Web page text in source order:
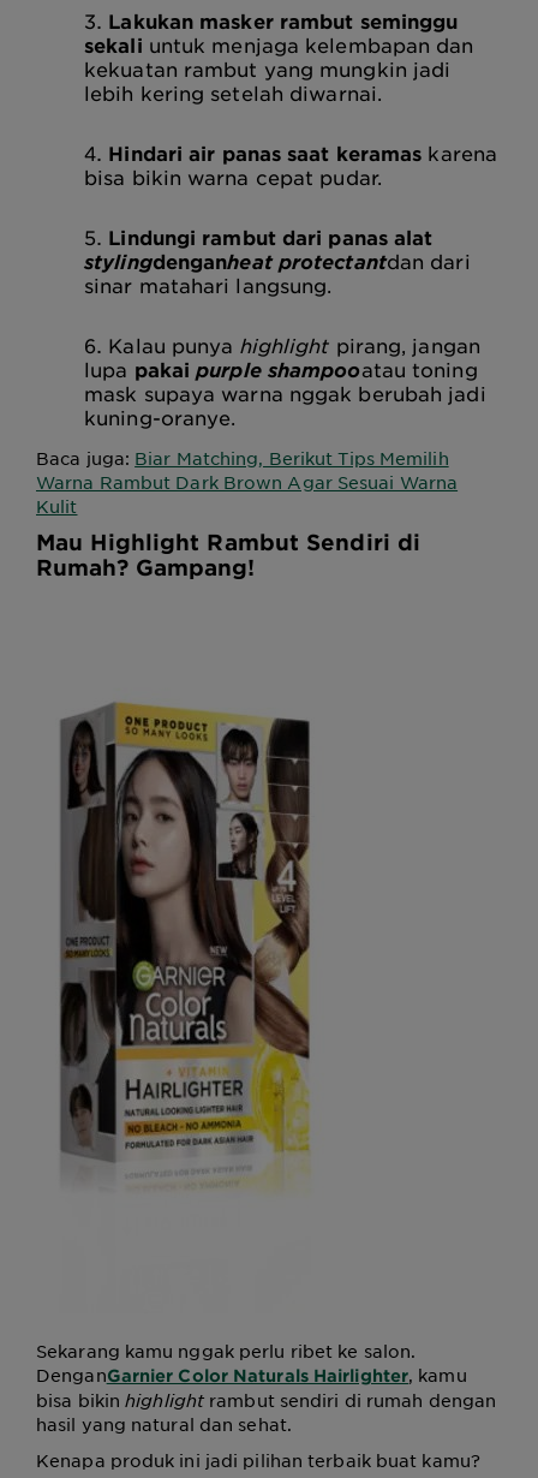
Lakukan masker rambut seminggu
sekali untuk menjaga kelembapan dan
kekuatan rambut yang mungkin jadi
lebih kering setelah diwarnai.
Hindari air panas saat keramas karena
bisa bikin warna cepat pudar.
Lindungi rambut dari panas alat
stylingdenganheat protectantdan dari
sinar matahari langsung.
Kalau punya highlight pirang, jangan
lupa pakai purple shampooatau toning
mask supaya warna nggak berubah jadi
kuning-oranye.
Baca juga: Biar Matching, Berikut Tips Memilih
Warna Rambut Dark Brown Agar Sesuai Warna
Kulit
Mau Highlight Rambut Sendiri di
Rumah? Gampang!
Sekarang kamu nggak perlu ribet ke salon.
DenganGarnier Color Naturals Hairlighter, kamu
bisa bikinhighlight rambut sendiri di rumah dengan
hasil yang natural dan sehat.
Kenapa produk ini jadi pilihan terbaik buat kamu?